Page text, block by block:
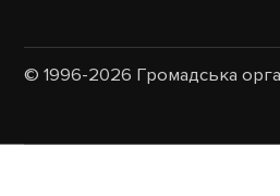
© 1996-2026 Громадська